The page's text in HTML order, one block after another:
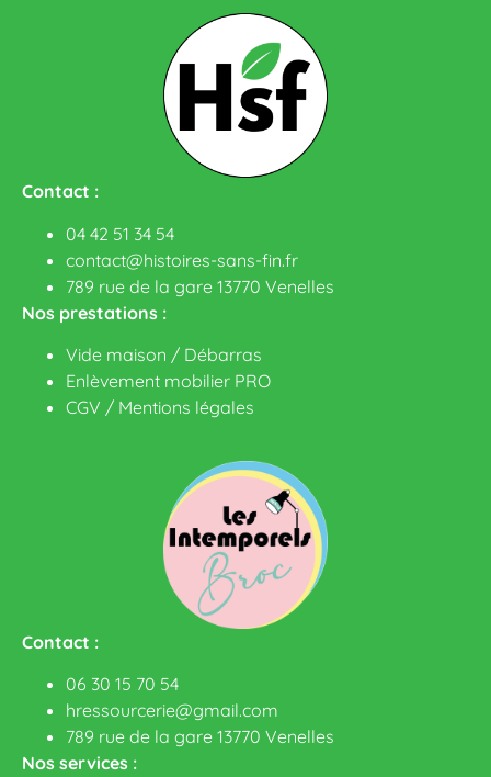
Contact :
04 42 51 34 54
contact@histoires-sans-fin.fr
789 rue de la gare 13770 Venelles
Nos prestations :
Vide maison / Débarras
Enlèvement mobilier PRO
CGV / Mentions légales
Contact :
06 30 15 70 54
hressourcerie@gmail.com
789 rue de la gare 13770 Venelles
Nos services :